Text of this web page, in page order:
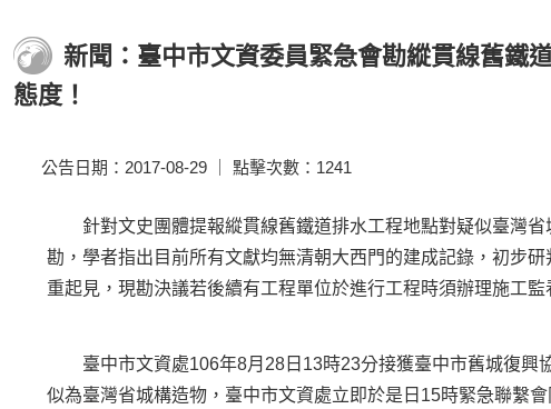
新聞：臺中市文資委員緊急會勘縱貫線舊鐵
態度！
公告日期：2017-08-29 ｜ 點擊次數：1241
針對文史團體提報縱貫線舊鐵道排水工程地點對疑似臺灣
勘，學者指出目前所有文獻均無清朝大西門的建成記錄，初步
重起見，現勘決議若後續有工程單位於進行工程時須辦理施工監
臺中市文資處106年8月28日13時23分接獲臺中市舊城復興
似為臺灣省城構造物，臺中市文資處立即於是日15時緊急聯繫